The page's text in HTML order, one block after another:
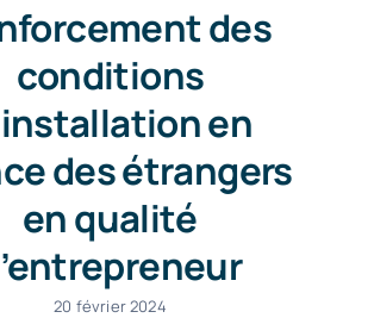
des
conditions
en
des étrangers
en qualité
20 février 2024